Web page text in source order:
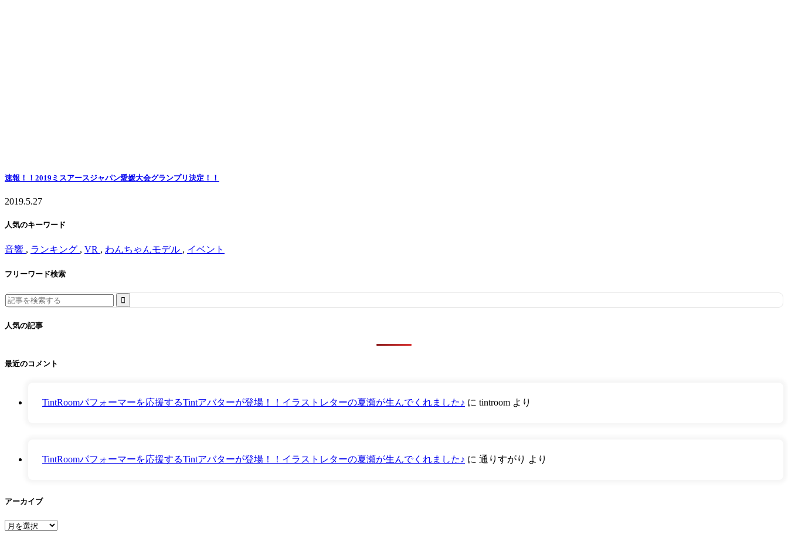
速報！！2019ミスアースジャパン愛媛大会グランプリ決定！！
2019.5.27
人気のキーワード
音響 , ランキング , VR , わんちゃんモデル , イベント
フリーワード検索
Search
for:
人気の記事
最近のコメント
TintRoomパフォーマーを応援するTintアバターが登場！！イラストレターの夏瀬が生んでくれました♪ に tintroom より
TintRoomパフォーマーを応援するTintアバターが登場！！イラストレターの夏瀬が生んでくれました♪ に 通りすがり より
アーカイブ
ア